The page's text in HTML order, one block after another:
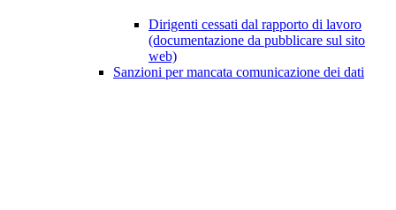
Dirigenti cessati dal rapporto di lavoro
(documentazione da pubblicare sul sito
web)
Sanzioni per mancata comunicazione dei dati